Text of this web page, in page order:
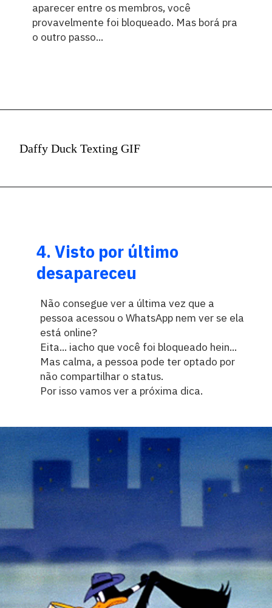
aparecer entre os membros, você
provavelmente foi bloqueado. Mas borá pra
o outro passo...
Daffy Duck Texting GIF
4. Visto por último
desapareceu
Não consegue ver a última vez que a
pessoa acessou o WhatsApp nem ver se ela
está online?
Eita... iacho que você foi bloqueado hein...
Mas calma, a pessoa pode ter optado por
não compartilhar o status.
Por isso vamos ver a próxima dica.